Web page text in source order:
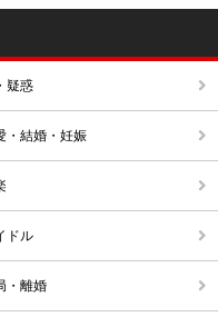
疑惑
・結婚・妊娠
ドル
・離婚